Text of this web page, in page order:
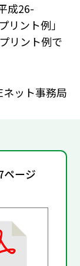
成26-
リント例」
リント例で
ネット事務局
ページ